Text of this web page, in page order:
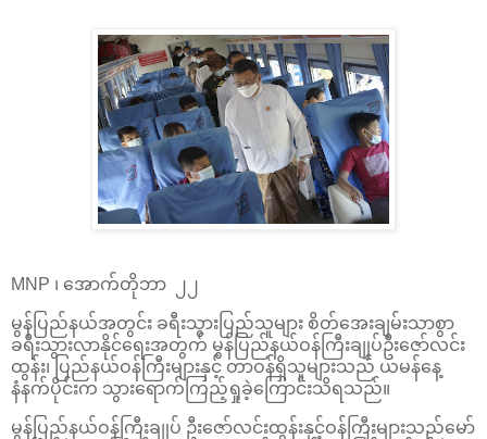
MNP ၊ အောက်တိုဘာ ၂၂
မွန်ပြည်နယ်အတွင်း ခရီးသွားပြည်သူများ စိတ်အေးချမ်းသာစွာ
ခရီးသွားလာနိုင်ရေးအတွက် မွန်ပြည်နယ်ဝန်ကြီးချုပ်ဦးဇော်လင်း
ထွန်း၊ ပြည်နယ်ဝန်ကြီးများနှင့် တာဝန်ရှိသူများသည် ယမန်နေ့
နံနက်ပိုင်းက သွားရောက်ကြည့်ရှုခဲ့ကြောင်းသိရသည်။
မွန်ပြည်နယ်ဝန်ကြီးချုပ် ဦးဇော်လင်းထွန်းနှင့်ဝန်ကြီးများသည်မော်